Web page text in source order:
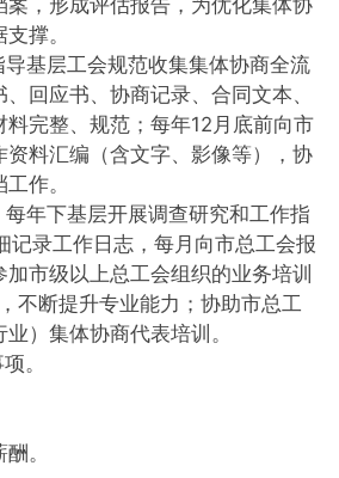
撑。
基层工会规范收集集体协商全流
回应书、协商记录、合同文本、
完整、规范；每年12月底前向市
资料汇编（含文字、影像等），协
作。
年下基层开展调查研究和工作指
记录工作日志，每月向市总工会报
市级以上总工会组织的业务培训
不断提升专业能力；协助市总工
）集体协商代表培训。
。
。